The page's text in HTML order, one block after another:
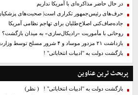
در حال حاضر مذاکره‌ای با آمریکا نداریم
حرف‌های رئیس‌جمهور تکراری است| صحبت‌های
جاده‌صاف‌کنی اصلاح‌طلبان برای تهاجم نظامی آمریکا
روحانی با مأموریت «رادیکال‌سازی» به میدان بازگشت؟
بازداشت ۲۱ مزدور موساد و ۴ شرور مسلح توسط وزارت اطلاعات
بازگشت دولت به "ادبیات انتخاباتی" !
پربحث ترین عناوین
بازگشت دولت به "ادبیات انتخاباتی" ! ( نظر)